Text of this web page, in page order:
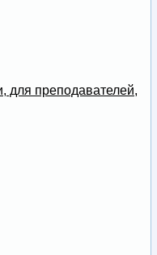
для преподавателей,